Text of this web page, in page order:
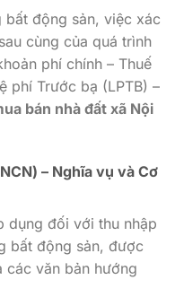
bất động sản, việc xác
cùng của quá trình
phí chính – Thuế
phí Trước bạ (LPTB) –
bán nhà đất xã Nội
– Nghĩa vụ và Cơ
dụng đối với thu nhập
bất động sản, được
các văn bản hướng